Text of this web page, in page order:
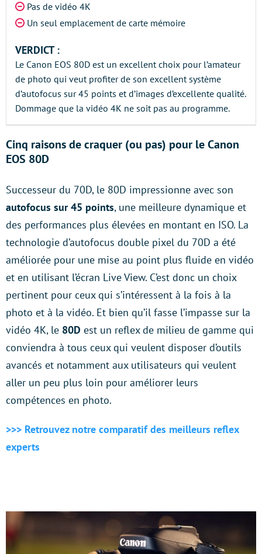
Pas de vidéo 4K
Un seul emplacement de carte mémoire
VERDICT :
Le Canon EOS 80D est un excellent choix pour l’amateur
de photo qui veut profiter de son excellent système
d’autofocus sur 45 points et d’images d’excellente qualité.
Dommage que la vidéo 4K ne soit pas au programme.
Cinq raisons de craquer (ou pas) pour le Canon
EOS 80D
Successeur du 70D, le 80D impressionne avec son
autofocus sur 45 points, une meilleure dynamique et
des performances plus élevées en montant en ISO. La
technologie d’autofocus double pixel du 70D a été
améliorée pour une mise au point plus fluide en vidéo
et en utilisant l’écran Live View. C’est donc un choix
pertinent pour ceux qui s’intéressent à la fois à la
photo et à la vidéo. Et bien qu’il fasse l’impasse sur la
vidéo 4K, le 80D est un reflex de milieu de gamme qui
conviendra à tous ceux qui veulent disposer d’outils
avancés et notamment aux utilisateurs qui veulent
aller un peu plus loin pour améliorer leurs
compétences en photo.
>>> Retrouvez notre comparatif des meilleurs reflex
experts